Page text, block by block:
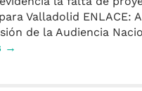
Valladolid ENLACE:
de la Audiencia
→